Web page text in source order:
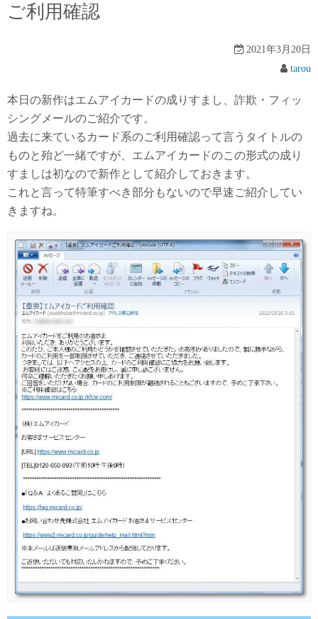
ご利用確認
2021年3月20日
tarou
本日の新作はエムアイカードの成りすまし、詐欺・フィッ
シングメールのご紹介です。
過去に来ているカード系のご利用確認って言うタイトルの
ものと殆ど一緒ですが、エムアイカードのこの形式の成り
すましは初なので新作として紹介しておきます。
これと言って特筆すべき部分もないので早速ご紹介してい
きますね。